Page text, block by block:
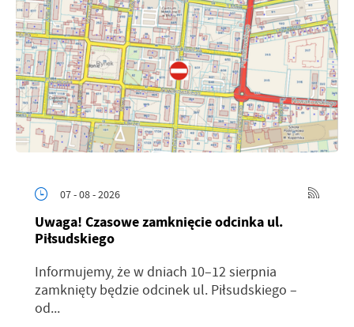
07 - 08 - 2026
Uwaga! Czasowe zamknięcie odcinka ul.
Piłsudskiego
Informujemy, że w dniach 10–12 sierpnia
zamknięty będzie odcinek ul. Piłsudskiego –
od...